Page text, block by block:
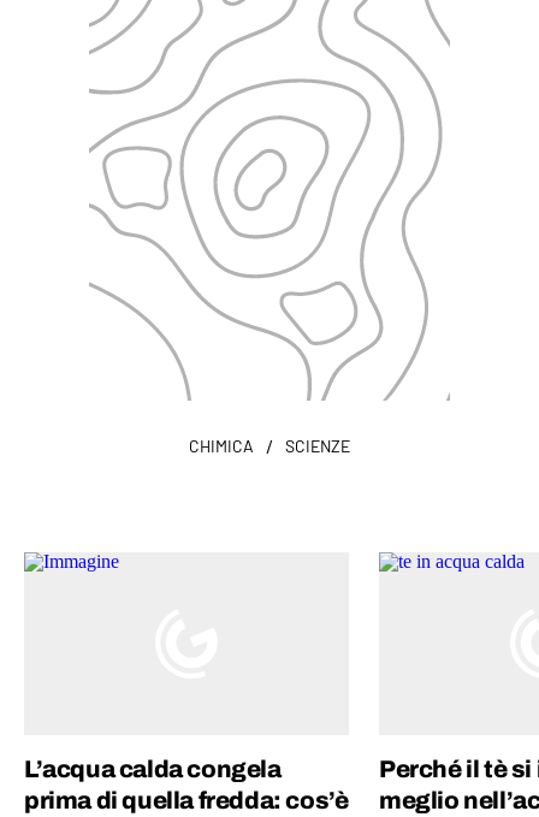
CHIMICA / SCIENZE
L’acqua calda congela
prima di quella fredda: cos’è
Perché il tè
meglio